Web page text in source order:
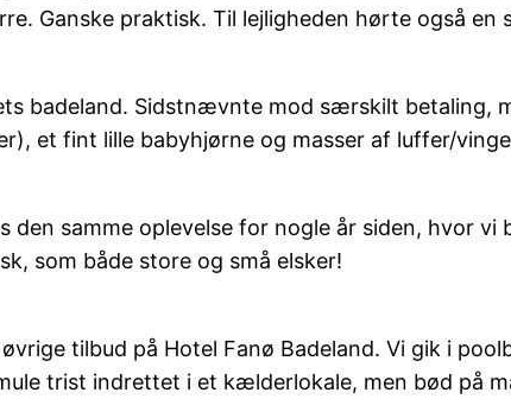
Ganske praktisk. Til lejligheden hørte også en
badeland. Sidstnævnte mod særskilt betaling,
et fint lille babyhjørne og masser af luffer/
samme oplevelse for nogle år siden, hvor vi
som både store og små elsker!
tilbud på Hotel Fanø Badeland. Vi gik i
trist indrettet i et kælderlokale, men bød på